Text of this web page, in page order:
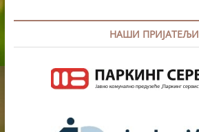
НАШИ ПРИЈАТЕЉИ